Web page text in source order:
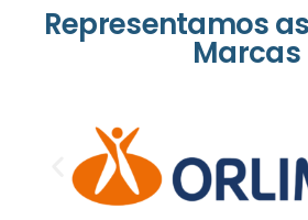
Representamos
Marcas